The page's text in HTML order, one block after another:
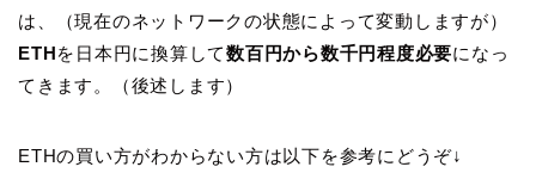
は、（現在のネットワークの状態によって変動しますが）
ETHを日本円に換算して数百円から数千円程度必要になっ
てきます。（後述します）
ETHの買い方がわからない方は以下を参考にどうぞ↓